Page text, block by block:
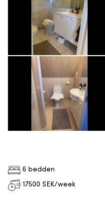
6 bedden
17500 SEK/week